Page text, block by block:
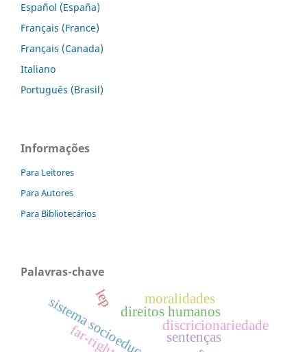
Español (España)
Français (France)
Français (Canada)
Italiano
Português (Brasil)
Informações
Para Leitores
Para Autores
Para Bibliotecários
Palavras-chave
sistema socioeducativodiscricionariedade
direitos humanos
sentenças
far-right
lep moralidades